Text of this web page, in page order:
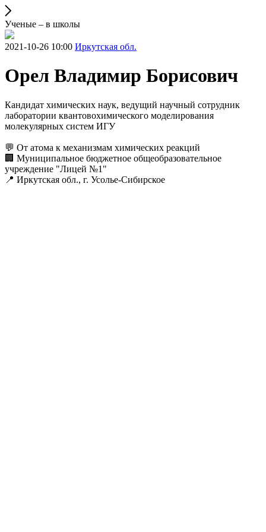
Ученые – в школы
2021-10-26 10:00 Иркутская обл.
Орел Владимир Борисович
Кандидат химических наук, ведущий научный сотрудник
лаборатории квантовохимического моделирования
молекулярных систем ИГУ
💬 От атома к механизмам химических реакций
🏢 Муниципальное бюджетное общеобразовательное
учреждение "Лицей №1"
📍 Иркутская обл., г. Усолье-Сибирское